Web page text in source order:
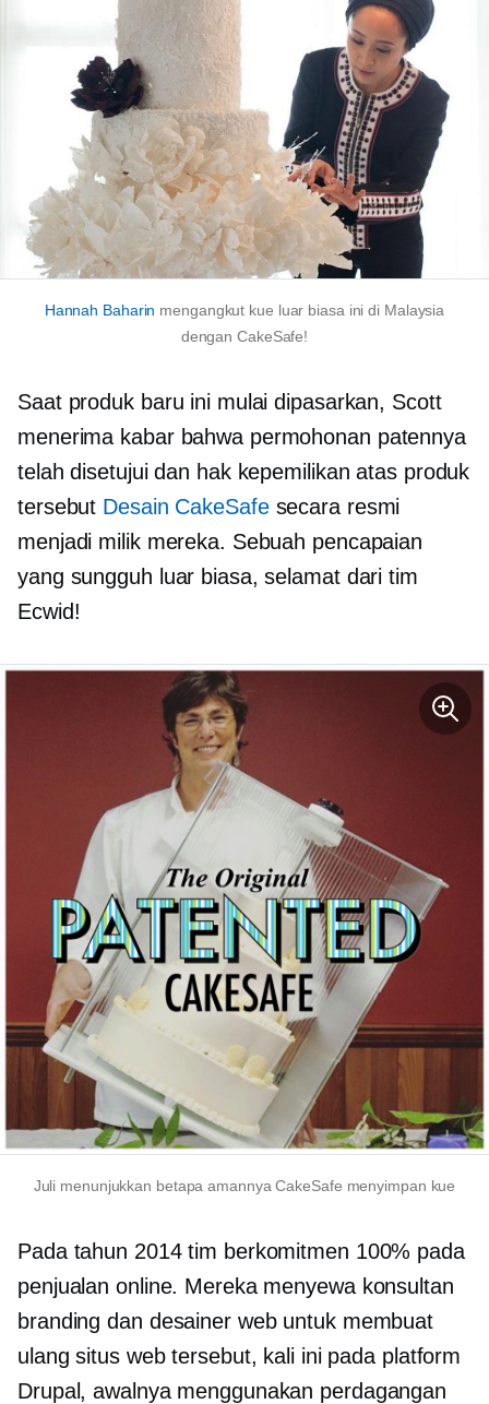
Hannah Baharin mengangkut kue luar biasa ini di Malaysia
dengan CakeSafe!
Saat produk baru ini mulai dipasarkan, Scott
menerima kabar bahwa permohonan patennya
telah disetujui dan hak kepemilikan atas produk
tersebut Desain CakeSafesecara resmi
menjadi milik mereka. Sebuah pencapaian
yang sungguh luar biasa, selamat dari tim
Ecwid!
Juli menunjukkan betapa amannya CakeSafe menyimpan kue
Pada tahun 2014 tim berkomitmen 100% pada
penjualan online. Mereka menyewa konsultan
branding dan desainer web untuk membuat
ulang situs web tersebut, kali ini pada platform
Drupal, awalnya menggunakan perdagangan